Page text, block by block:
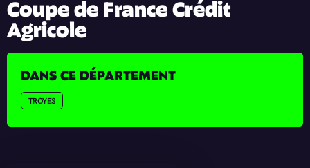
Coupe de France Crédit
Agricole
DANS CE DÉPARTEMENT
TROYES